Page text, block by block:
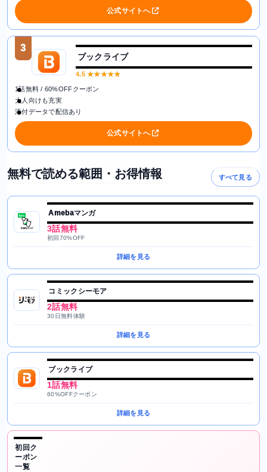
公式サイトへ
3
ブックライブ
4.5★★★★★
1話無料 / 60%OFFクーポン
大人向けも充実
添付データで配信あり
公式サイトへ
無料で読める範囲・お得情報 すべて見る
Amebaマンガ
3話無料
初回70%OFF
詳細を見る
コミックシーモア
2話無料
30日無料体験
詳細を見る
ブックライブ
1話無料
60%OFFクーポン
詳細を見る
初回ク
ーポン
一覧